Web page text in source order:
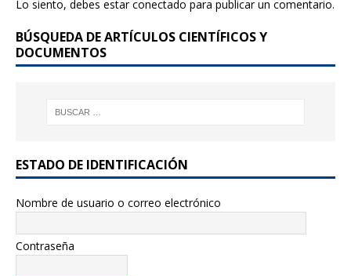
o
k
Lo siento, debes estarconectado para publicar un comentario.
BÚSQUEDA DE ARTÍCULOS CIENTÍFICOS Y
DOCUMENTOS
ESTADO DE IDENTIFICACIÓN
Nombre de usuario o correo electrónico
Contraseña